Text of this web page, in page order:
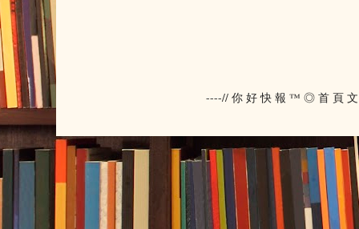
----// 你 好 快 報 ™ ◎ 首 頁 文